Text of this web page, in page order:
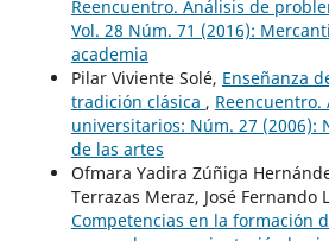
Reencuentro. Análisis de
Vol. 28 Núm. 71 (2016):
academia
Pilar Viviente Solé, Enseñanza
tradición clásica ,
universitarios: Núm. 27 (2006):
de las artes
Ofmara Yadira Zúñiga
Terrazas Meraz, José Fernando
Competencias en la formación